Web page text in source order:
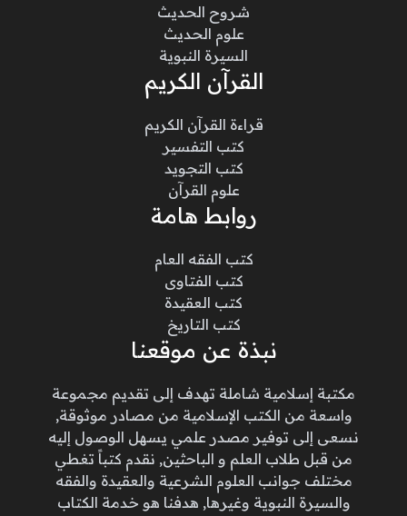
شروح الحديث
علوم الحديث
السيرة النبوية
القرآن الكريم
قراءة القرآن الكريم
كتب التفسير
كتب التجويد
علوم القرآن
روابط هامة
كتب الفقه العام
كتب الفتاوى
كتب العقيدة
كتب التاريخ
نبذة عن موقعنا
مكتبة إسلامية شاملة تهدف إلى تقديم مجموعة
واسعة من الكتب الإسلامية من مصادر موثوقة,
نسعى إلى توفير مصدر علمي يسهل الوصول إليه
من قبل طلاب العلم و الباحثين, نقدم كتباً تغطي
مختلف جوانب العلوم الشرعية والعقيدة والفقه
والسيرة النبوية وغيرها, هدفنا هو خدمة الكتاب